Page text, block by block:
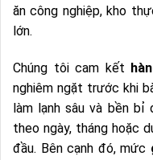
ăn công nghiệp, kho
lớn.
Chúng tôi cam kết
nghiêm ngặt trước khi
làm lạnh sâu và bền bỉ
theo ngày, tháng hoặc
đầu. Bên cạnh đó, mức